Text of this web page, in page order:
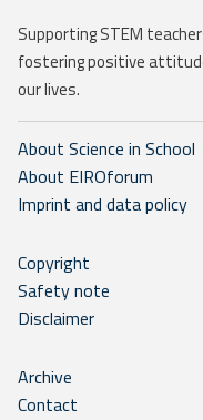
Supporting STEM
fostering positive
our lives.
About Science in School
About EIROforum
Imprint and data policy
Copyright
Safety note
Disclaimer
Archive
Contact